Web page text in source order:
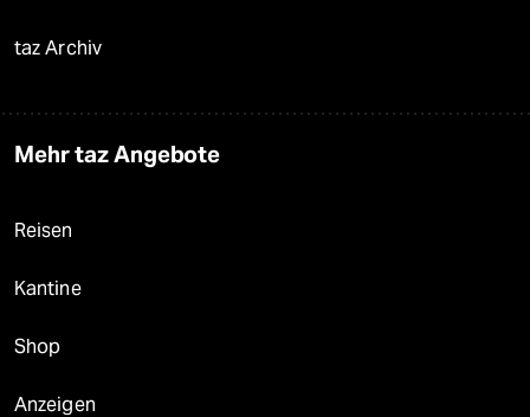
taz Archiv
Mehr taz Angebote
Reisen
Kantine
Shop
Anzeigen